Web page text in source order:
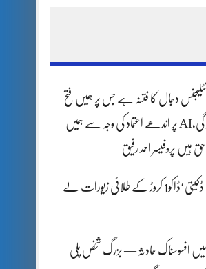
دجال کا فتنہ ہے جس پر ہمیں فتح
حاصل ہو گی،AI پر اندھے اعتماد کی وجہ سے ہمیں
ہیں پروفیسر احمد رفیق
کلرسیداں ڈکیتی‘ڈاکو1 کروڑ کے طلائی زیورات لے
میں افسوسناک حادثہ — بزرگ شخص پلی